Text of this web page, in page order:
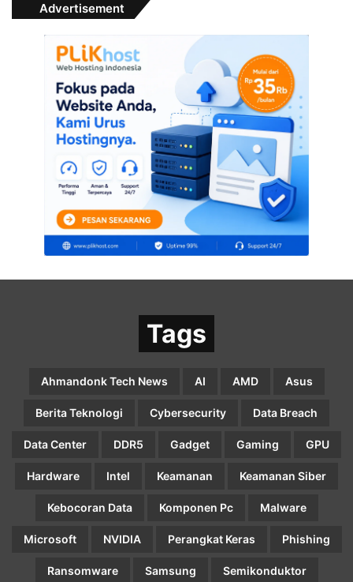
Advertisement
Tags
Ahmandonk Tech News AI AMD Asus
Berita Teknologi Cybersecurity Data Breach
Data Center DDR5 Gadget Gaming GPU
Hardware Intel Keamanan Keamanan Siber
Kebocoran Data Komponen Pc Malware
Microsoft NVIDIA Perangkat Keras Phishing
Ransomware Samsung Semikonduktor